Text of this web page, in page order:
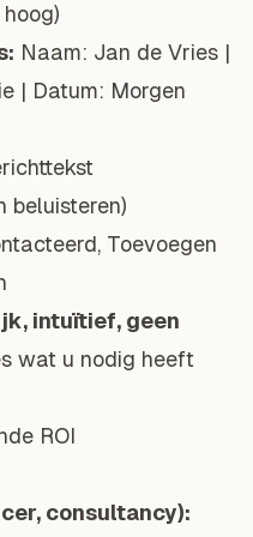
Naam: Jan de Vries |
| Datum: Morgen
beluisteren)
Toevoegen
intuïtief, geen
wat u nodig heeft
ROI
consultancy):